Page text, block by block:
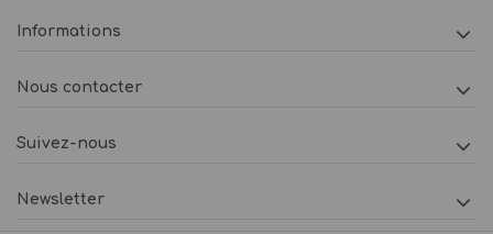
Informations
Nous contacter
Suivez-nous
Newsletter